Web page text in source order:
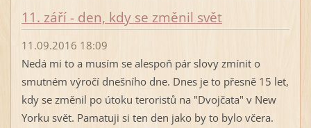
11. září - den, kdy se změnil svět
11.09.2016 18:09
Nedá mi to a musím se alespoň pár slovy zmínit o
smutném výročí dnešního dne. Dnes je to přesně 15 let,
kdy se změnil po útoku teroristů na "Dvojčata" v New
Yorku svět. Pamatuji si ten den jako by to bylo včera.